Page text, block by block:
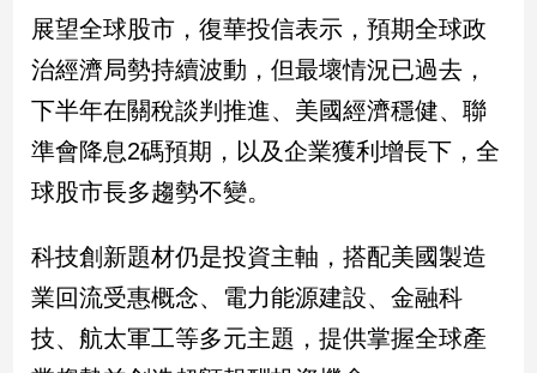
旅
遊/
美
食
星
座/
命
消
費
康/
親
展望全球股市，復華投信表示，預期全球政
治經濟局勢持續波動，但最壞情況已過去，
下半年在關稅談判推進、美國經濟穩健、聯
準會降息2碼預期，以及企業獲利增長下，全
球股市長多趨勢不變。
科技創新題材仍是投資主軸，搭配美國製造
業回流受惠概念、電力能源建設、金融科
技、航太軍工等多元主題，提供掌握全球產